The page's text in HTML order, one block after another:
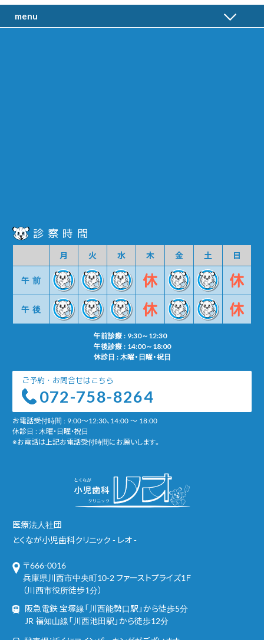
menu
診察時間
月 火 水 木 金 土 日
午前
午後
午前診療 : 9:30～12:30
午後診療 : 14:00～18:00
休診日 : 木曜・日曜・祝日
ご予約・お問合せはこちら
072-758-8264
お電話受付時間 : 9:00～12:30、14:00 ～ 18:00
休診日 : 木曜・日曜・祝日
※お電話は上記お電話受付時間にお願いします。
医療法人社団
とくなが小児歯科クリニック - レオ -
〒666-0016
兵庫県川西市中央町10-2 ファーストプライズ1Ｆ
（川西市役所徒歩1分）
阪急電鉄 宝塚線「川西能勢口駅」から徒歩5分
JR 福知山線「川西池田駅」から徒歩12分